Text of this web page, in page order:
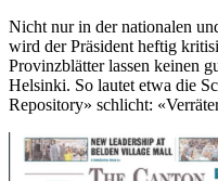
Nicht nur in der nationalen
wird der Präsident heftig
Provinzblätter lassen keinen
Helsinki. So lautet etwa die
Repository» schlicht: